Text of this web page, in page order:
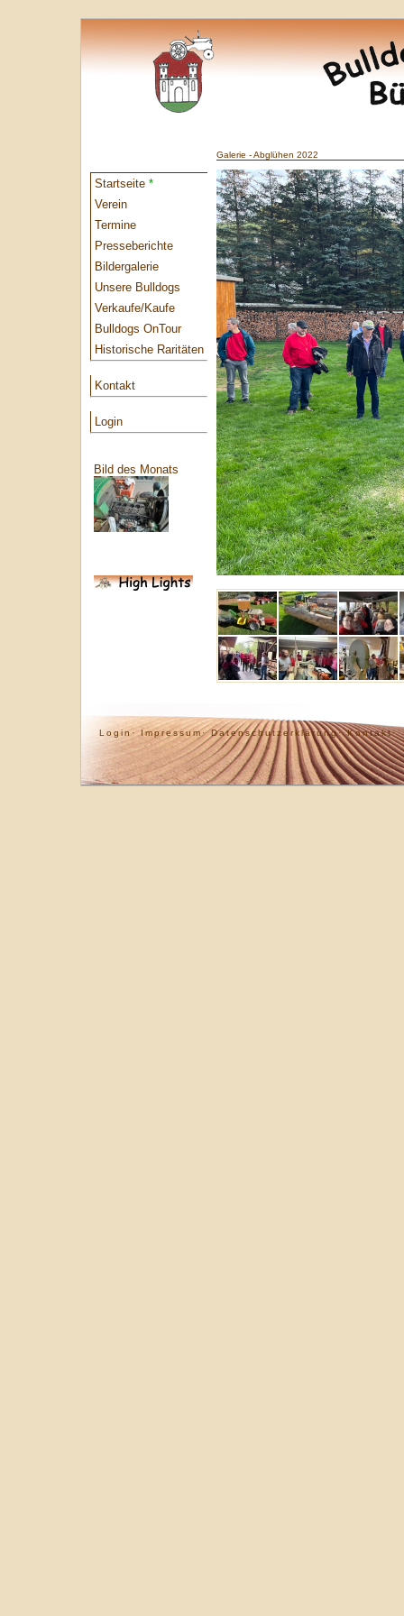
Startseite *
Verein
Termine
Presseberichte
Bildergalerie
Unsere Bulldogs
Verkaufe/Kaufe
Bulldogs OnTour
Historische Raritäten
Kontakt
Login
Bild des Monats
Galerie - Abglühen 2022
Login· Impressum· Datenschutzerklärung· Kontakt·